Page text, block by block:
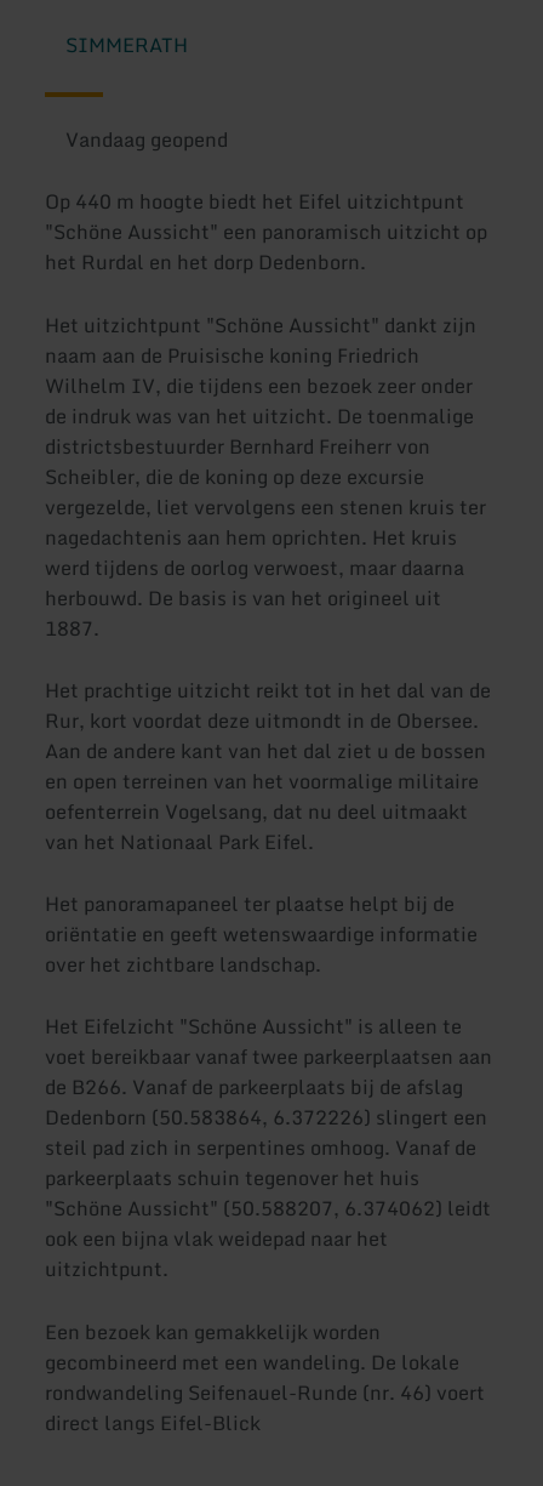
SIMMERATH
Vandaag geopend
Op 440 m hoogte biedt het Eifel uitzichtpunt
"Schöne Aussicht" een panoramisch uitzicht op
het Rurdal en het dorp Dedenborn.
Het uitzichtpunt "Schöne Aussicht" dankt zijn
naam aan de Pruisische koning Friedrich
Wilhelm IV, die tijdens een bezoek zeer onder
de indruk was van het uitzicht. De toenmalige
districtsbestuurder Bernhard Freiherr von
Scheibler, die de koning op deze excursie
vergezelde, liet vervolgens een stenen kruis ter
nagedachtenis aan hem oprichten. Het kruis
werd tijdens de oorlog verwoest, maar daarna
herbouwd. De basis is van het origineel uit
1887.
Het prachtige uitzicht reikt tot in het dal van de
Rur, kort voordat deze uitmondt in de Obersee.
Aan de andere kant van het dal ziet u de bossen
en open terreinen van het voormalige militaire
oefenterrein Vogelsang, dat nu deel uitmaakt
van het Nationaal Park Eifel.
Het panoramapaneel ter plaatse helpt bij de
oriëntatie en geeft wetenswaardige informatie
over het zichtbare landschap.
Het Eifelzicht "Schöne Aussicht" is alleen te
voet bereikbaar vanaf twee parkeerplaatsen aan
de B266. Vanaf de parkeerplaats bij de afslag
Dedenborn (50.583864, 6.372226) slingert een
steil pad zich in serpentines omhoog. Vanaf de
parkeerplaats schuin tegenover het huis
"Schöne Aussicht" (50.588207, 6.374062) leidt
ook een bijna vlak weidepad naar het
uitzichtpunt.
Een bezoek kan gemakkelijk worden
gecombineerd met een wandeling. De lokale
rondwandeling Seifenauel-Runde (nr. 46) voert
direct langs Eifel-Blick